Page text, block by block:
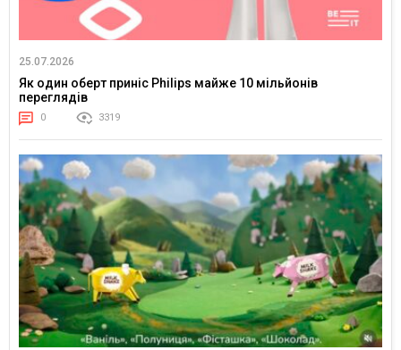
25.07.2026
Як один оберт приніс Philips майже 10 мільйонів
переглядів
0 3319